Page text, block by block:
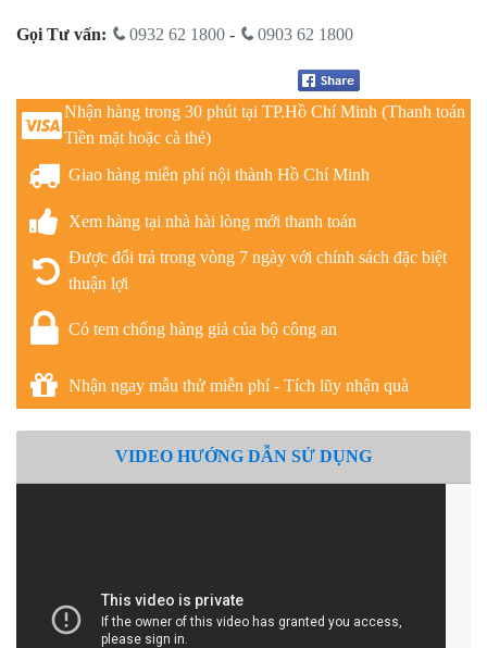
Gọi Tư vấn: 0932 62 1800 - 0903 62 1800
Nhận hàng trong 30 phút tại TP.Hồ Chí Minh (Thanh toán
Tiền mặt hoặc cà thẻ)
Giao hàng miễn phí nội thành Hồ Chí Minh
Xem hàng tại nhà hài lòng mới thanh toán
Được đổi trả trong vòng 7 ngày với chính sách đặc biệt
thuận lợi
Có tem chống hàng giả của bộ công an
Nhận ngay mẫu thử miễn phí - Tích lũy nhận quà
VIDEO HƯỚNG DẪN SỬ DỤNG